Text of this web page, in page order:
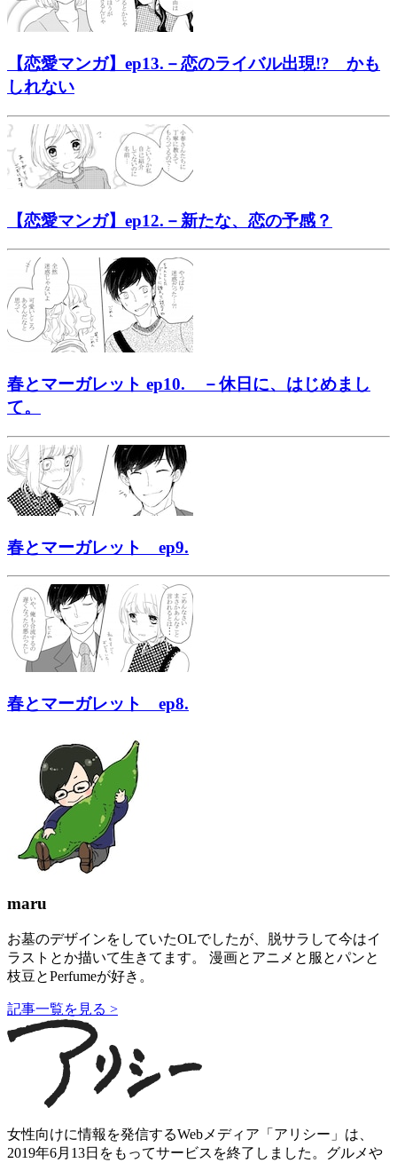
【恋愛マンガ】ep13.－恋のライバル出現!? かも
しれない
【恋愛マンガ】ep12.－新たな、恋の予感？
春とマーガレット ep10. －休日に、はじめまし
て。
春とマーガレット ep9.
春とマーガレット ep8.
maru
お墓のデザインをしていたOLでしたが、脱サラして今はイ
ラストとか描いて生きてます。 漫画とアニメと服とパンと
枝豆とPerfumeが好き。
記事一覧を見る >
女性向けに情報を発信するWebメディア「アリシー」は、
2019年6月13日をもってサービスを終了しました。グルメや